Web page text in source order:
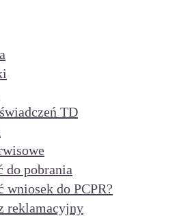
TD
do pobrania
wniosek do PCPR?
reklamacyjny